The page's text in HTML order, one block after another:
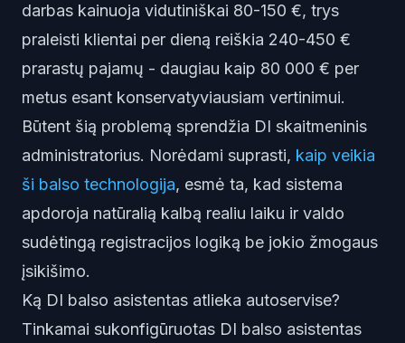
darbas kainuoja vidutiniškai 80-150 €, trys
praleisti klientai per dieną reiškia 240-450 €
prarastų pajamų - daugiau kaip 80 000 € per
metus esant konservatyviausiam vertinimui.
Būtent šią problemą sprendžia DI skaitmeninis
administratorius. Norėdami suprasti, kaip veikia
ši balso technologija, esmė ta, kad sistema
apdoroja natūralią kalbą realiu laiku ir valdo
sudėtingą registracijos logiką be jokio žmogaus
įsikišimo.
Ką DI balso asistentas atlieka autoservise?
Tinkamai sukonfigūruotas DI balso asistentas